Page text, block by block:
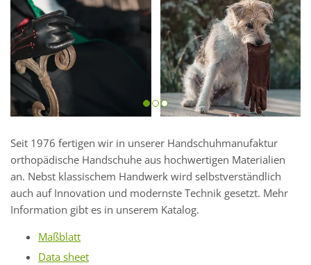
Seit 1976 fertigen wir in unserer Handschuhmanufaktur
orthopädische Handschuhe aus hochwertigen Materialien
an. Nebst klassischem Handwerk wird selbstverständlich
auch auf Innovation und modernste Technik gesetzt. Mehr
Information gibt es in unserem Katalog.
Maßblatt
Data sheet